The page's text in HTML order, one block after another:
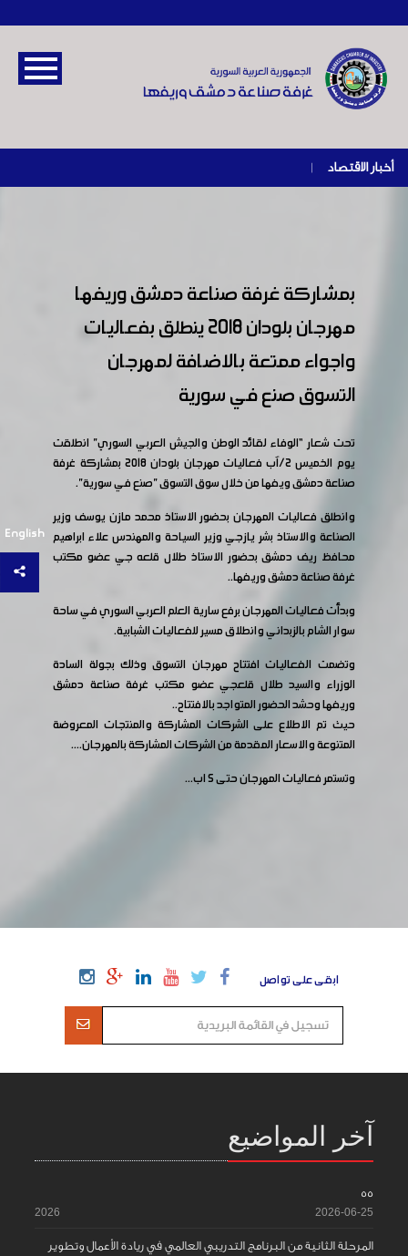
أخبار الاقتصاد |
English
بمشاركة غرفة صناعة دمشق وريفها
مهرجان بلودان 2018 ينطلق بفعاليات
واجواء ممتعة بالاضافة لمهرجان
التسوق صنع في سورية
تحت شعار “الوفاء لقائد الوطن والجيش العربي السوري" انطلقت
يوم الخميس 2/آب فعاليات مهرجان بلودان 2018 بمشاركة غرفة
صناعة دمشق ويفها من خلال سوق التسوق "صنع في سورية".
وانطلق فعاليات المهرجان بحضور الاستاذ محمد مازن يوسف وزير
الصناعة والاستاذ بشر يازجي وزير السياحة والمهندس علاء ابراهيم
محافظ ريف دمشق بحضور الاستاذ طلال قلعه جي عضو مكتب
غرفة صناعة دمشق وريفها..
وبدأت فعاليات المهرجان برفع سارية العلم العربي السوري في ساحة
سوار الشام بالزبداني وانطلاق مسير للفعاليات الشبابية.
وتضمت الفعاليات افتتاح مهرجان التسوق وذلك بجولة السادة
الوزراء والسيد طلال قلعجي عضو مكتب غرفة صناعة دمشق
وريفها وحشد الحضور المتواجد بالافتتاح..
حيث تم الاطلاع على الشركات المشاركة والمنتجات المعروضة
المتنوعة والاسعار المقدمة من الشركات المشاركة بالمهرجان....
وتستمر فعاليات المهرجان حتى 5 اب...
ابقى على تواصل
آخر المواضيع
55
2026-06-25
2026
المرحلة الثانية من البرنامج التدريبي العالمي في ريادة الأعمال وتطوير